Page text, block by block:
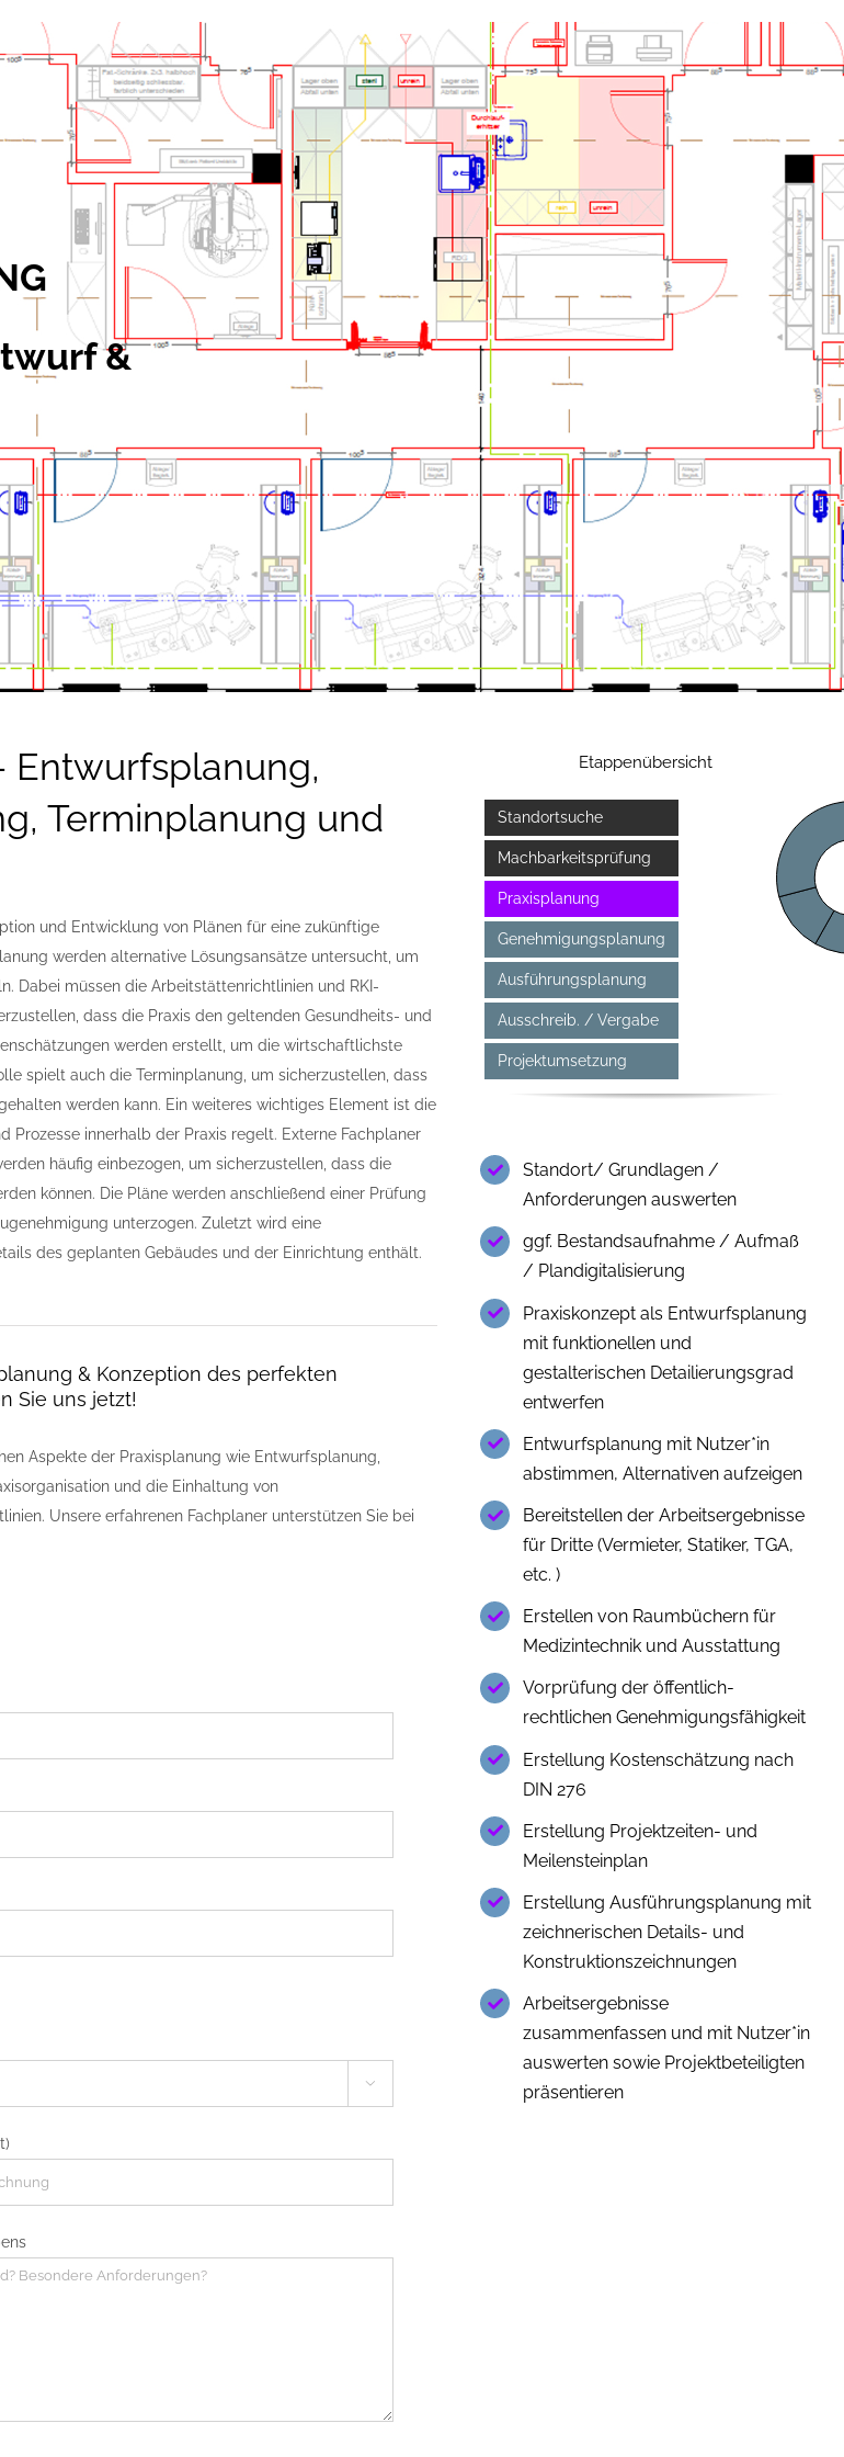
&
Entwurfsplanung,
Terminplanung und
und Entwicklung von Plänen für eine zukünftige
werden alternative Lösungsansätze untersucht, um
Dabei müssen die Arbeitstättenrichtlinien und RKI-
dass die Praxis den geltenden Gesundheits- und
werden erstellt, um die wirtschaftlichste
spielt auch die Terminplanung, um sicherzustellen, dass
werden kann. Ein weiteres wichtiges Element ist die
Prozesse innerhalb der Praxis regelt. Externe Fachplaner
häufig einbezogen, um sicherzustellen, dass die
können. Die Pläne werden anschließend einer Prüfung
unterzogen. Zuletzt wird eine
des geplanten Gebäudes und der Einrichtung enthält.
& Konzeption des perfekten
Sie uns jetzt!
Aspekte der Praxisplanung wie Entwurfsplanung,
und die Einhaltung von
Unsere erfahrenen Fachplaner unterstützen Sie bei

Etappenübersicht
Standortsuche
Machbarkeitsprüfung
Praxisplanung
Genehmigungsplanung
Ausführungsplanung
Ausschreib. / Vergabe
Projektumsetzung
Standort/ Grundlagen /
Anforderungen auswerten
ggf. Bestandsaufnahme / Aufmaß
/ Plandigitalisierung
Praxiskonzept als Entwurfsplanung
mit funktionellen und
gestalterischen Detailierungsgrad
entwerfen
Entwurfsplanung mit Nutzer*in
abstimmen, Alternativen aufzeigen
Bereitstellen der Arbeitsergebnisse
für Dritte (Vermieter, Statiker, TGA,
etc. )
Erstellen von Raumbüchern für
Medizintechnik und Ausstattung
Vorprüfung der öffentlich-
rechtlichen Genehmigungsfähigkeit
Erstellung Kostenschätzung nach
DIN 276
Erstellung Projektzeiten- und
Meilensteinplan
Erstellung Ausführungsplanung mit
zeichnerischen Details- und
Konstruktionszeichnungen
Arbeitsergebnisse
zusammenfassen und mit Nutzer*in
auswerten sowie Projektbeteiligten
präsentieren